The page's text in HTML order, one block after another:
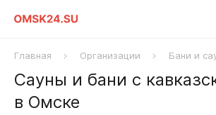
Главная Организации Бани и
Сауны и бани с
в Омске